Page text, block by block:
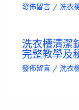
發佈留言 / 洗衣
洗衣槽清潔
完整教學及
發佈留言 / 洗衣